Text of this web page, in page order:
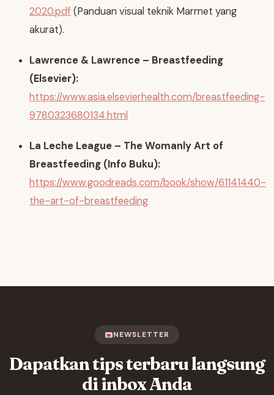
2020.pdf(Panduan visual teknik Marmet yang
akurat).
Lawrence & Lawrence – Breastfeeding
(Elsevier):
https://www.asia.elsevierhealth.com/breastfeeding-
9780323680134.html
La Leche League – The Womanly Art of
Breastfeeding (Info Buku):
https://www.goodreads.com/book/show/61141440-
the-art-of-breastfeeding
NEWSLETTER
Dapatkan tips terbaru langsung
di inbox Anda